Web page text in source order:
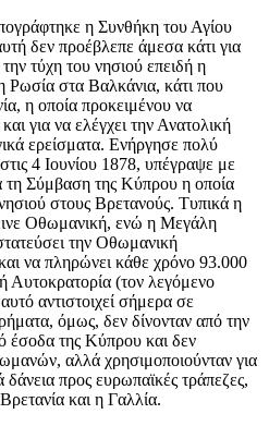
η Συνθήκη του Αγίου
δεν προέβλεπε άμεσα κάτι για
τύχη του νησιού επειδή η
Ρωσία στα Βαλκάνια, κάτι που
η οποία προκειμένου να
για να ελέγχει την Ανατολική
ερείσματα. Ενήργησε πολύ
4 Ιουνίου 1878, υπέγραψε με
τη Σύμβαση της Κύπρου η οποία
στους Βρετανούς. Τυπικά η
Οθωμανική, ενώ η Μεγάλη
την Οθωμανική
να πληρώνει κάθε χρόνο 93.000
Αυτοκρατορία (τον λεγόμενο
αντιστοιχεί σήμερα σε
όμως, δεν δίνονταν από την
έσοδα της Κύπρου και δεν
αλλά χρησιμοποιούνταν για
προς ευρωπαϊκές τράπεζες,
και η Γαλλία.